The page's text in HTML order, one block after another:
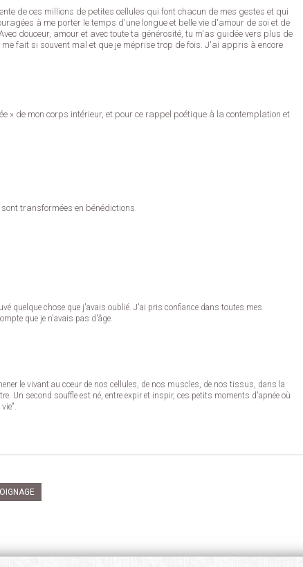
de ces millions de petites cellules qui font chacun de mes gestes et qui
à me porter le temps d'une longue et belle vie d'amour de soi et de
douceur, amour et avec toute ta générosité, tu m'as guidée vers plus de
fait si souvent mal et que je méprise trop de fois. J'ai appris à encore
» de mon corps intérieur, et pour ce rappel poétique à la contemplation et
transformées en bénédictions.
quelque chose que j'avais oublié. J'ai pris confiance dans toutes mes
que je n'avais pas d'âge.
le vivant au coeur de nos cellules, de nos muscles, de nos tissus, dans la
Un second souffle est né, entre expir et inspir, ces petits moments d'apnée où